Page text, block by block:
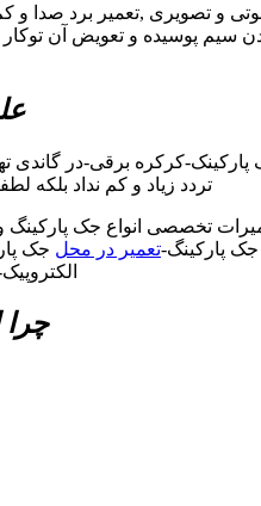
و تصویری ,تعمیر برد صدا و
پوسیده و تعویض آن توکار و
کرکره برقی-در
تردد زیاد و کم نداد بلکه
تخصصی انواع جک پارکینگ
پارکینگ-تعمیر در محل جک
چرا